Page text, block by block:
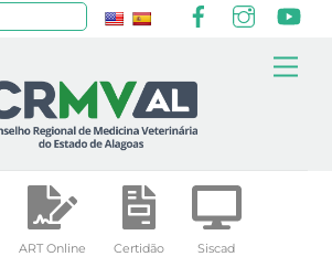
ART Online Certidão Siscad